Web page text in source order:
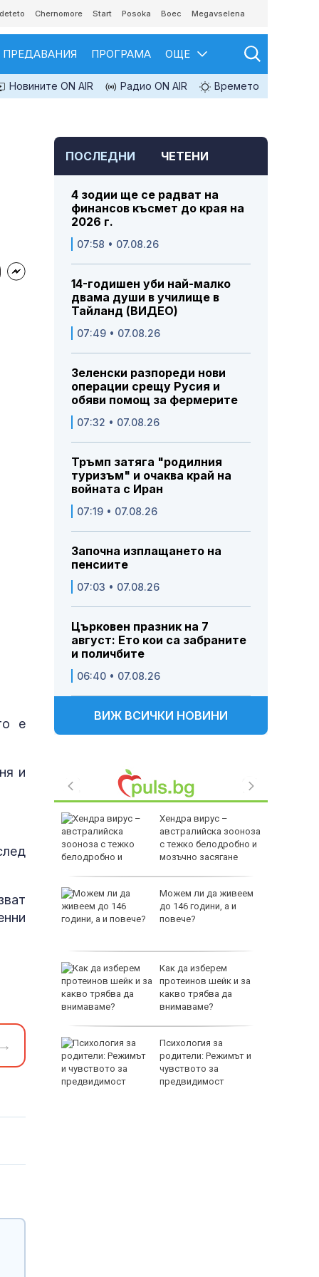
Chernomore Start Posoka Boec Megavselena
ПРЕДАВАНИЯ ПРОГРАМА ОЩЕ
Новините ON AIR Радио ON AIR Времето
е
и
ПОСЛЕДНИ ЧЕТЕНИ
4 зодии ще се радват на
финансов късмет до края на
2026 г.
07:58 • 07.08.26
14-годишен уби най-малко
двама души в училище в
Тайланд (ВИДЕО)
07:49 • 07.08.26
Зеленски разпореди нови
операции срещу Русия и
обяви помощ за фермерите
07:32 • 07.08.26
Тръмп затяга "родилния
туризъм" и очаква край на
войната с Иран
07:19 • 07.08.26
Започна изплащането на
пенсиите
07:03 • 07.08.26
Църковен празник на 7
август: Ето кои са забраните
и поличбите
06:40 • 07.08.26
ВИЖ ВСИЧКИ НОВИНИ
в
Хендра вирус –
австралийска зооноза
с тежко белодробно и
мозъчно засягане
Можем ли да живеем
до 146 години, а и
повече?
Как да изберем
протеинов шейк и за
какво трябва да
внимаваме?
Психология за
родители: Режимът и
чувството за
предвидимост